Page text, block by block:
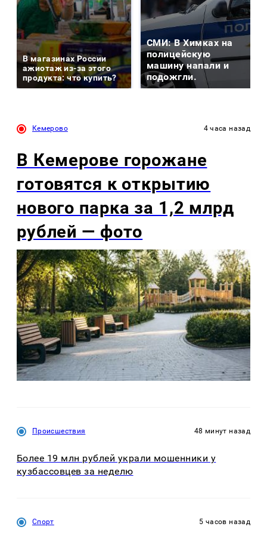
В магазинах России
ажиотаж из-за этого
продукта: что купить?
СМИ: В Химках на
полицейскую
машину напали и
подожгли.
Кемерово 4 часа назад
В Кемерове горожане
готовятся к открытию
нового парка за 1,2 млрд
рублей — фото
Происшествия 48 минут назад
Более 19 млн рублей украли мошенники у
кузбассовцев за неделю
Спорт 5 часов назад